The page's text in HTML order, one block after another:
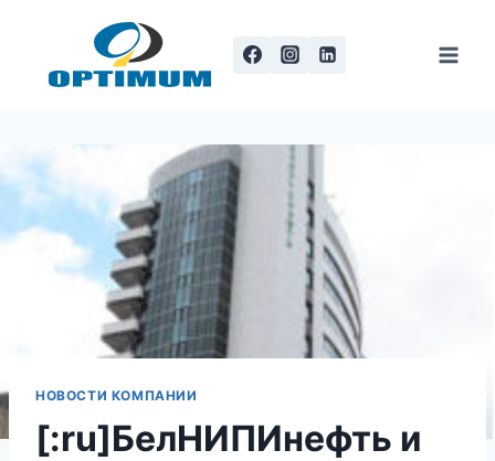
содержанию
НОВОСТИ КОМПАНИИ
[:ru]БелНИПИнефть и